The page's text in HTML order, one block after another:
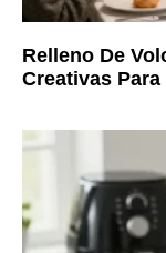
Relleno De
Creativas